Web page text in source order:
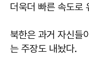
더욱더 빠른 속도로
북한은 과거 자신들
는 주장도 내놨다.